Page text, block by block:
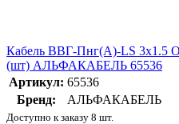
Кабель ВВГ-Пнг(А)-LS 3х1.5
(шт) АЛЬФАКАБЕЛЬ 65536
Артикул: 65536
Бренд:
АЛЬФАКАБЕЛЬ
Доступно к заказу 8 шт.